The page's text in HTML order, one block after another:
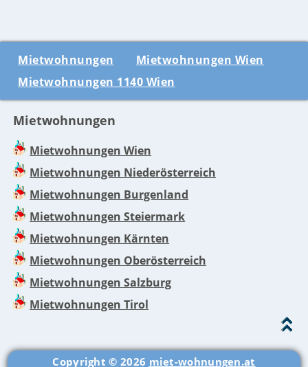
Mietwohnungen
Mietwohnungen Wien
Mietwohnungen 1140 Wien
Mietwohnungen
Mietwohnungen Wien
Mietwohnungen Niederösterreich
Mietwohnungen Burgenland
Mietwohnungen Steiermark
Mietwohnungen Kärnten
Mietwohnungen Oberösterreich
Mietwohnungen Salzburg
Mietwohnungen Tirol
Copyright © 2026 miet-wohnungen.at